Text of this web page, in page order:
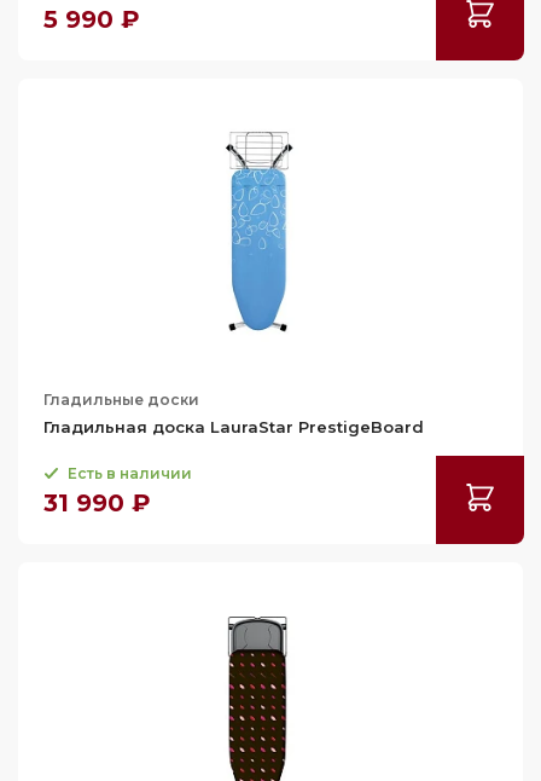
5 990 ₽
Гладильные доски
Гладильная доска LauraStar PrestigeBoard
Есть в наличии
31 990 ₽